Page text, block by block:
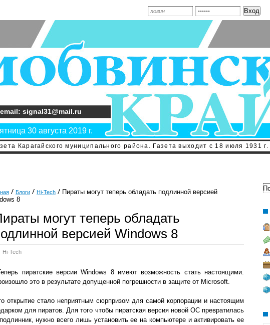
Карагайского муниципального района. Газета выходит с 18 июля 1931 г.
30 августа 2019 г.
email: signal31@mail.ru
Блоги Hi-Tech
Пираты могут теперь обладать подлинной версией
8
могут теперь обладать
версией Windows 8
Hi-Tech
пиратские версии Windows 8 имеют возможность стать настоящими.
это в результате допущенной погрешности в защите от Microsoft.
открытие стало неприятным сюрпризом для самой корпорации и настоящим
для пиратов. Для того чтобы пиратская версия новой ОС превратилась
нужно всего лишь установить ее на компьютере и активировать ее